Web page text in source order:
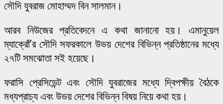
সৌদি যুবরাজ মোহাম্মদ বিন সালমান।
আরব নিউজের প্রতিবেদনে এ কথা জানানো হয়। এমানুয়েল
ম্যাক্রোঁ’র সৌদি সফরকালে উভয় দেশের বিভিন্ন প্রতিষ্ঠানের মধ্যে
২৭টি সমঝোতা সই হয়েছে।
ফরাসি প্রেসিডেন্ট এবং সৌদি যুবরাজের মধ্যে দ্বিপক্ষীয় বৈঠকে
মধ্যপ্রাচ্য এবং উভয় দেশের বিভিন্ন বিষয় নিয়ে কথা হয়।